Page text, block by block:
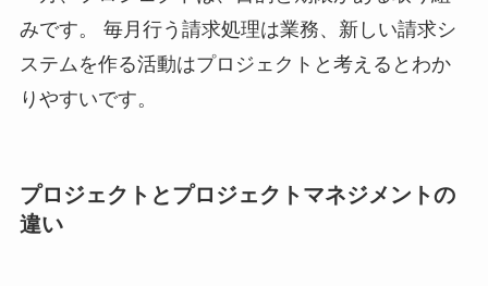
みです。 毎月行う請求処理は業務、新しい請求シ
ステムを作る活動はプロジェクトと考えるとわか
りやすいです。
プロジェクトとプロジェクトマネジメントの
違い